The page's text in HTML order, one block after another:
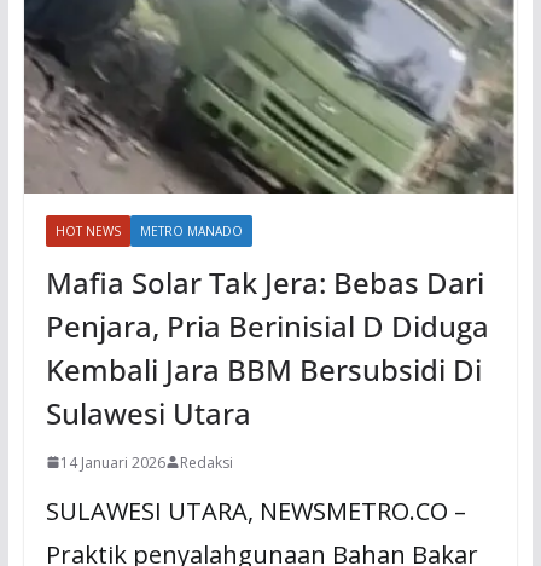
HOT NEWS METRO MANADO
Mafia Solar Tak Jera: Bebas Dari
Penjara, Pria Berinisial D Diduga
Kembali Jara BBM Bersubsidi Di
Sulawesi Utara
14 Januari 2026 Redaksi
SULAWESI UTARA, NEWSMETRO.CO –
Praktik penyalahgunaan Bahan Bakar